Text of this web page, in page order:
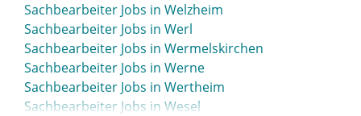
Sachbearbeiter Jobs in Welzheim
Sachbearbeiter Jobs in Werl
Sachbearbeiter Jobs in Wermelskirchen
Sachbearbeiter Jobs in Werne
Sachbearbeiter Jobs in Wertheim
Sachbearbeiter Jobs in Wesel